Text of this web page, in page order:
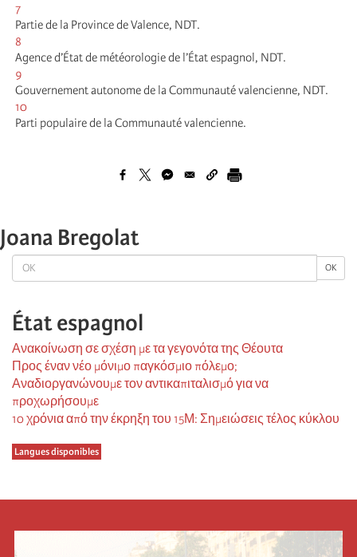
OK OK
État espagnol
Ανακοίνωση σε σχέση με τα γεγονότα της Θέουτα
Προς έναν νέο μόνιμο παγκόσμιο πόλεμο;
Αναδιοργανώνουμε τον αντικαπιταλισμό για να
προχωρήσουμε
10 χρόνια από την έκρηξη του 15Μ: Σημειώσεις τέλος κύκλου
Langues disponibles
7
Partie de la Province de Valence, NDT.
8
Agence d’État de météorologie de l’État espagnol, NDT.
9
Gouvernement autonome de la Communauté valencienne, NDT.
10
Parti populaire de la Communauté valencienne.
Joana Bregolat